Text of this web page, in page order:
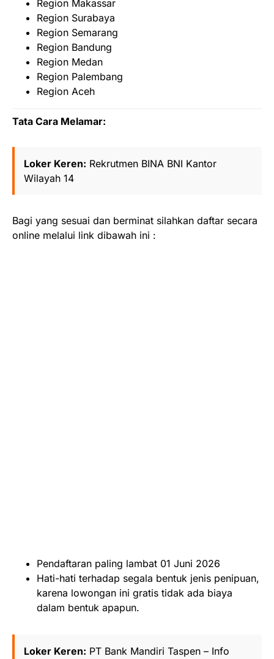
Region Makassar
Region Surabaya
Region Semarang
Region Bandung
Region Medan
Region Palembang
Region Aceh
Tata Cara Melamar:
Loker Keren: Rekrutmen BINA BNI Kantor
Wilayah 14
Bagi yang sesuai dan berminat silahkan daftar secara
online melalui link dibawah ini :
Pendaftaran paling lambat 01 Juni 2026
Hati-hati terhadap segala bentuk jenis penipuan,
karena lowongan ini gratis tidak ada biaya
dalam bentuk apapun.
Loker Keren: PT Bank Mandiri Taspen – Info